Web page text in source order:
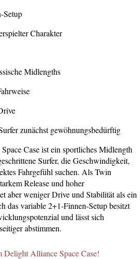
Setup
Charakter
Midlengths
zunächst gewöhnungsbedürftig
Case ist ein sportliches Midlength
Surfer, die Geschwindigkeit,
Fahrgefühl suchen. Als Twin
Release und hoher
aber weniger Drive und Stabilität als ein
das variable 2+1-Finnen-Setup besitzt
und lässt sich
abstimmen.
Delight Alliance Space Case!